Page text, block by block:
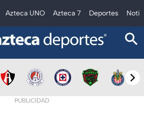
Azteca UNO Azteca 7 Deportes
PUBLICIDAD